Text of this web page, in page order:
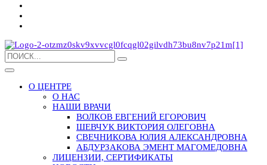
О ЦЕНТРЕ
О НАС
НАШИ ВРАЧИ
ВОЛКОВ ЕВГЕНИЙ ЕГОРОВИЧ
ШЕВЧУК ВИКТОРИЯ ОЛЕГОВНА
СВЕЧНИКОВА ЮЛИЯ АЛЕКСАНДРОВНА
АБДУРЗАКОВА ЭМЕНТ МАГОМЕДОВНА
ЛИЦЕНЗИИ, СЕРТИФИКАТЫ